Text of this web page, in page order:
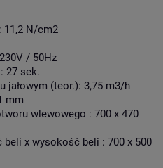
11,2 N/cm2
/ 50Hz
27 sek.
jałowym (teor.): 3,75 m3/h
mm
wlewowego : 700 x 470
beli x wysokość beli : 700 x 500